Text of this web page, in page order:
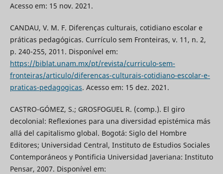
Acesso em: 15 nov. 2021.
CANDAU, V. M. F. Diferenças culturais, cotidiano escolar e
práticas pedagógicas. Currículo sem Fronteiras, v. 11, n. 2,
p. 240-255, 2011. Disponível em:
https://biblat.unam.mx/pt/revista/curriculo-sem-
fronteiras/articulo/diferencas-culturais-cotidiano-escolar-e-
praticas-pedagogicas. Acesso em: 15 dez. 2021.
CASTRO-GÓMEZ, S.; GROSFOGUEL R. (comp.). El giro
decolonial: Reflexiones para una diversidad epistémica más
allá del capitalismo global. Bogotá: Siglo del Hombre
Editores; Universidad Central, Instituto de Estudios Sociales
Contemporáneos y Pontificia Universidad Javeriana: Instituto
Pensar, 2007. Disponível em: